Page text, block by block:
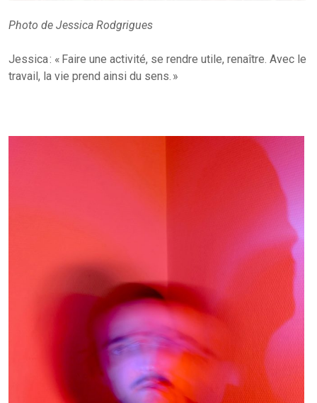
Photo de Jessica Rodgrigues
Jessica : « Faire une activité, se rendre utile, renaître. Avec le
travail, la vie prend ainsi du sens. »